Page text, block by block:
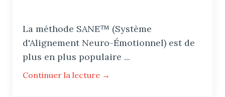
La méthode SANE™ (Système
d'Alignement Neuro-Émotionnel) est de
plus en plus populaire ...
Continuer la lecture →